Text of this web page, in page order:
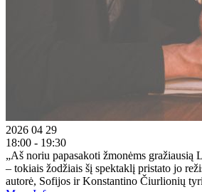
2026 04 29
18:00 - 19:30
„Aš noriu papasakoti žmonėms gražiausią
– tokiais žodžiais šį spektaklį pristato jo
autorė, Sofijos ir Konstantino Čiurlionių